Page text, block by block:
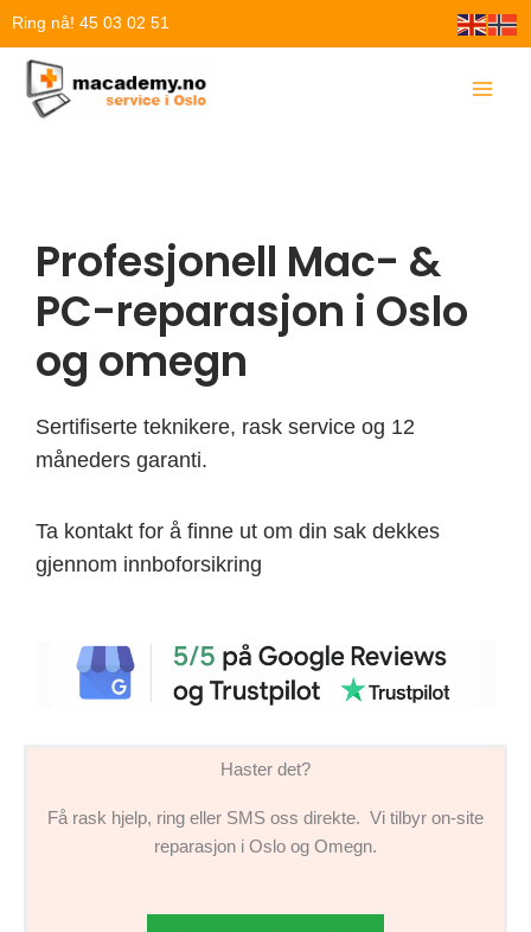
Hopp
innholdet
Ring nå! 45 03 02 51
Profesjonell Mac- &
PC-reparasjon i Oslo
og omegn
Sertifiserte teknikere, rask service og 12
måneders garanti.
Ta kontakt for å finne ut om din sak dekkes
gjennom innboforsikring
Haster det?
Få rask hjelp, ring eller SMS oss direkte. Vi tilbyr on-site
reparasjon i Oslo og Omegn.